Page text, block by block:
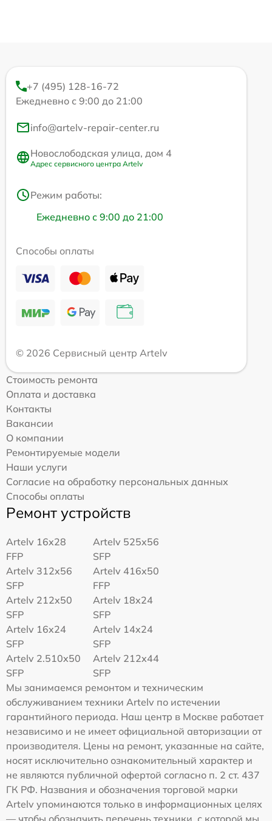
+7 (495) 128-16-72
Ежедневно с 9:00 до 21:00
info@artelv-repair-center.ru
Новослободская улица, дом 4
Адрес сервисного центра Artelv
Режим работы:
Ежедневно с 9:00 до 21:00
Способы оплаты
© 2026 Сервисный центр Artelv
Стоимость ремонта
Оплата и доставка
Контакты
Вакансии
О компании
Ремонтируемые модели
Наши услуги
Согласие на обработку персональных данных
Способы оплаты
Ремонт устройств
Artelv 16x28
FFP
Artelv 525x56
SFP
Artelv 312x56
SFP
Artelv 416x50
FFP
Artelv 212x50
SFP
Artelv 18x24
SFP
Artelv 16x24
SFP
Artelv 14x24
SFP
Artelv 2.510x50
SFP
Artelv 212x44
SFP
Мы занимаемся ремонтом и техническим
обслуживанием техники Artelv по истечении
гарантийного периода. Наш центр в Москве работает
независимо и не имеет официальной авторизации от
производителя. Цены на ремонт, указанные на сайте,
носят исключительно ознакомительный характер и
не являются публичной офертой согласно п. 2 ст. 437
ГК РФ. Названия и обозначения торговой марки
Artelv упоминаются только в информационных целях
— чтобы обозначить перечень техники, с которой мы